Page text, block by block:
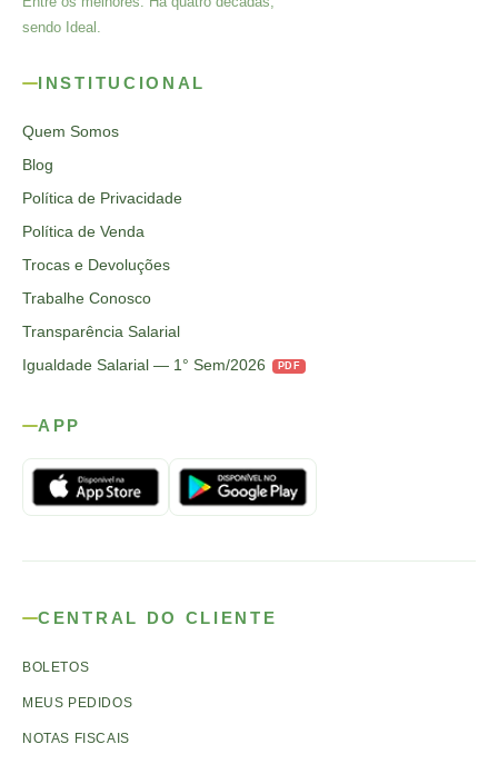
sendo Ideal.
INSTITUCIONAL
Quem Somos
Blog
Política de Privacidade
Política de Venda
Trocas e Devoluções
Trabalhe Conosco
Transparência Salarial
Igualdade Salarial — 1° Sem/2026
PDF
APP
CENTRAL DO CLIENTE
BOLETOS
MEUS PEDIDOS
NOTAS FISCAIS